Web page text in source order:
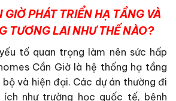
GIỜ PHÁT TRIỂN HẠ TẦNG VÀ
TƯƠNG LAI NHƯ THẾ NÀO?
tố quan trọng làm nên sức hấp
Cần Giờ là hệ thống hạ tầng
và hiện đại. Các dự án thường đi
như trường học quốc tế, bệnh